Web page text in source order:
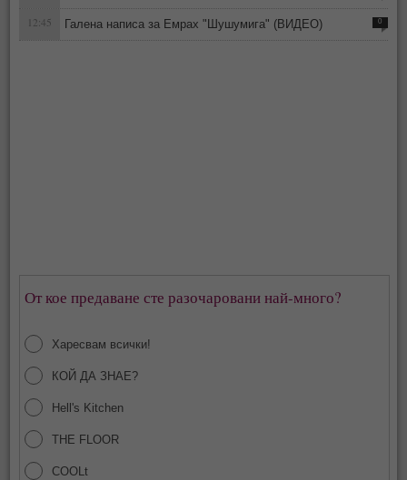
12:45 Галена написа за Емрах "Шушумига" (ВИДЕО) 0
От кое предаване сте разочаровани най-много?
Харесвам всички!
КОЙ ДА ЗНАЕ?
Hell's Kitchen
THE FLOOR
COOLt